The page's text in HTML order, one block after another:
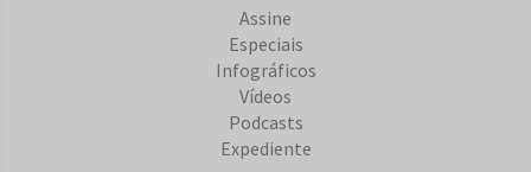
Assine
Especiais
Infográficos
Vídeos
Podcasts
Expediente